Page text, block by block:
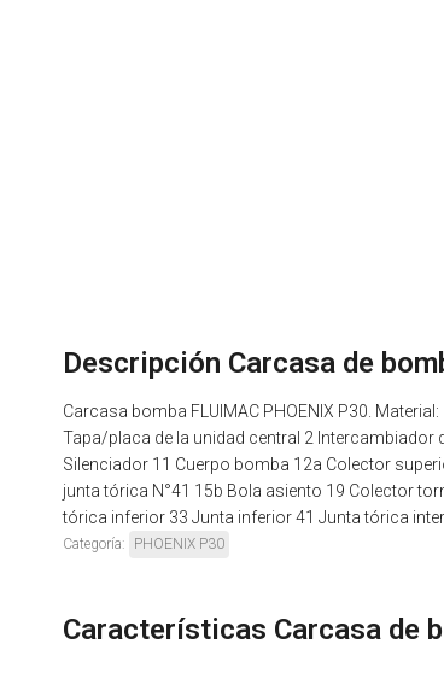
Descripción Carcasa de
Carcasa bomba FLUIMAC PHOENIX P30.
Tapa/placa de la unidad central 2 Intercambiador
Silenciador 11 Cuerpo bomba 12a Colector
junta tórica N°41 15b Bola asiento 19 Colector
tórica inferior 33 Junta inferior 41 Junta tórica
Categoría: PHOENIX P30
Características Carcasa de